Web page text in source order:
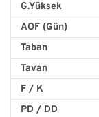
G.Yüksek
AOF (Gün)
Taban
Tavan
F / K
PD / DD